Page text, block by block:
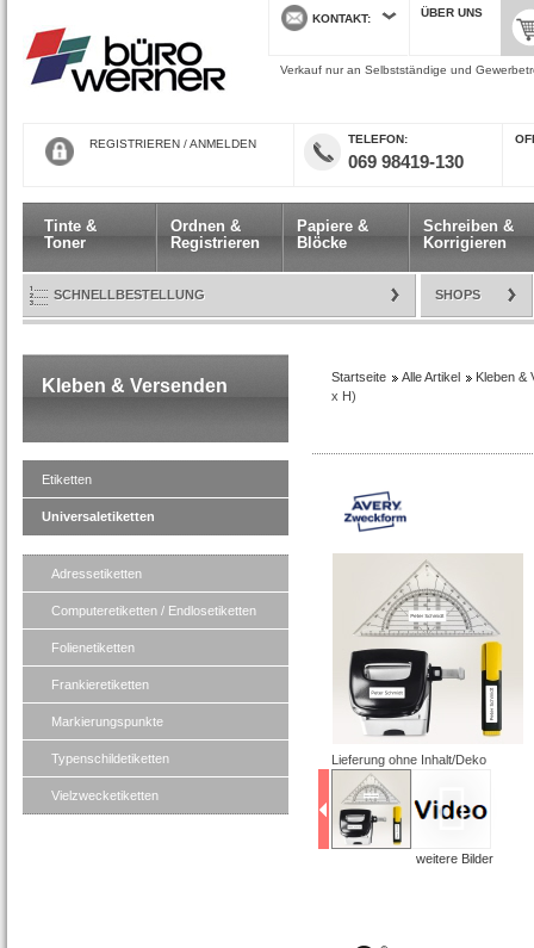
KONTAKT ÜBER UNS
Verkauf nur an Selbstständige und
REGISTRIEREN /ANMELDEN TELEFON
069 98419-130
Tinte &
Toner
Ordnen &
Registrieren
Papiere &
Blöcke
Schreiben &
Korrigieren
SCHNELLBESTELLUNG SHOPS
Kleben & Versenden
Etiketten
Universaletiketten
Adressetiketten
Computeretiketten / Endlosetiketten
Folienetiketten
Frankieretiketten
Markierungspunkte
Typenschildetiketten
Vielzwecketiketten
Startseite Alle Artikel
Kleben &
x H)
Lieferung ohne Inhalt/Deko
weitere Bilder